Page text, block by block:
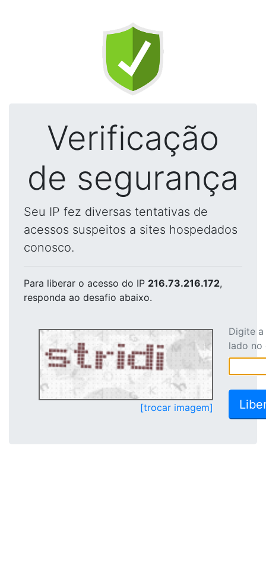
Verificação
de segurança
Seu IP fez diversas tentativas de
acessos suspeitos a sites hospedados
conosco.
Para liberar o acesso do IP 216.73.216.172,
responda ao desafio abaixo.
[trocar imagem]
Digite
lado no